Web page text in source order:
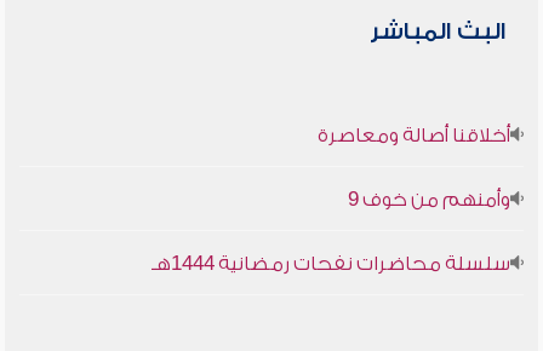
البث المباشر
أخلاقنا أصالة ومعاصرة
وأمنهم من خوف 9
سلسلة محاضرات نفحات رمضانية 1444هـ